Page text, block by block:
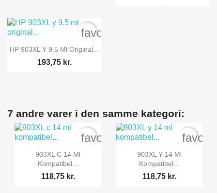
 Vis her
HP 903XL Y 9.5 Ml Original...
193,75 kr.
favorite_border
7 andre varer i den samme kategori:
 Vis her
903XL C 14 Ml
Kompatibel...
118,75 kr.
favorite_border
 Vis her
903XL Y 14 Ml
Kompatibel...
118,75 kr.